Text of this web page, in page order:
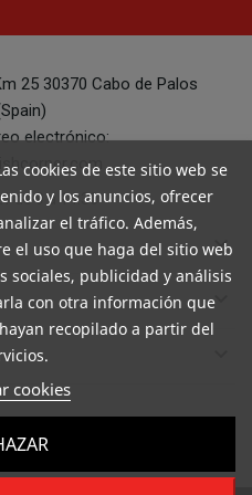
25 30370 Cabo de Palos
electrónico:
de 9 a 14:30
keyboard_arrow_down
keyboard_arrow_down

cookies de este sitio web se
y los anuncios, ofrecer
el tráfico. Además,
el uso que haga del sitio web
sociales, publicidad y análisis
con otra información que
recopilado a partir del
cookies